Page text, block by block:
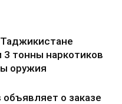
3 тонны наркотиков
оружия
объявляет о заказе